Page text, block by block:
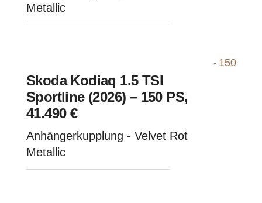
Metallic
Skoda Kodiaq 1.5 TSI
Sportline (2026) – 150 PS,
41.490 €
Anhängerkupplung - Velvet Rot
Metallic